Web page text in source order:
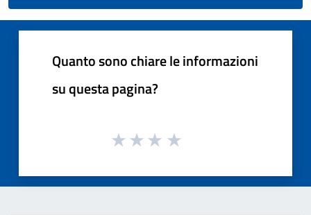
Quanto sono chiare le informazioni
su questa pagina?